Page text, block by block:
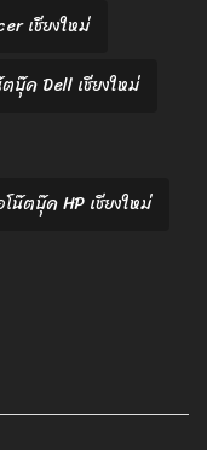
เชียงใหม่
บุ๊ค Dell เชียงใหม่
น๊ตบุ๊ค HP เชียงใหม่